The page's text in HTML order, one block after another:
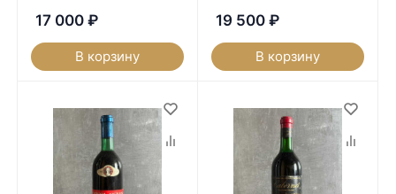
17 000 ₽
В корзину
19 500 ₽
В корзину